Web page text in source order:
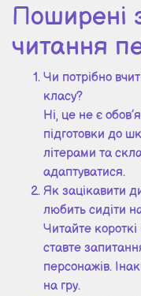
Поширені
читання
Чи потрібно
класу?
Ні, це не є
підготовки до
літерами та
адаптуватися.
Як зацікавити
любить сидіти
Читайте
ставте
персонажів.
на гру.